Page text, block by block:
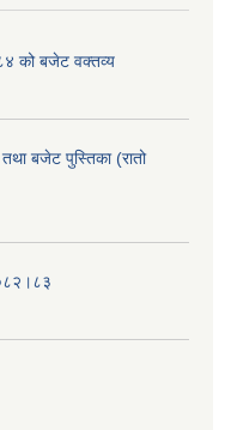
को बजेट वक्तव्य
बजेट पुस्तिका (रातो